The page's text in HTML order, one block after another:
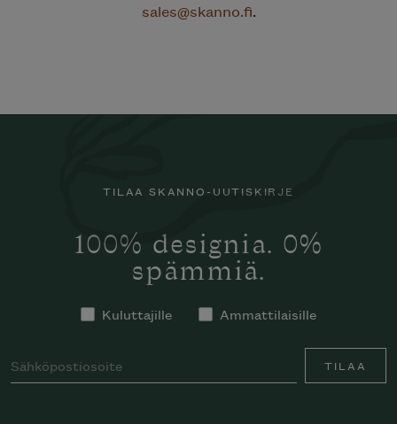
sales@skanno.fi.
TILAA SKANNO-UUTISKIRJE
100% designia. 0%
spämmiä.
Kuluttajille Ammattilaisille
TILAA